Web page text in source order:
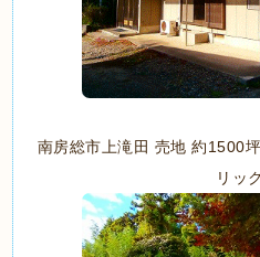
南房総市上滝田 売地 約1500
リッ